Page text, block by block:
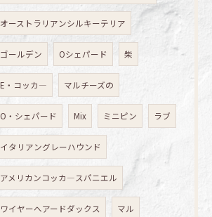
オーストラリアンシルキーテリア
ゴールデン Oシェパード 柴
E・コッカ― マルチーズの
O・シェパード Mix ミニピン ラブ
イタリアングレーハウンド
アメリカンコッカ―スパニエル
ワイヤーへアードダックス マル